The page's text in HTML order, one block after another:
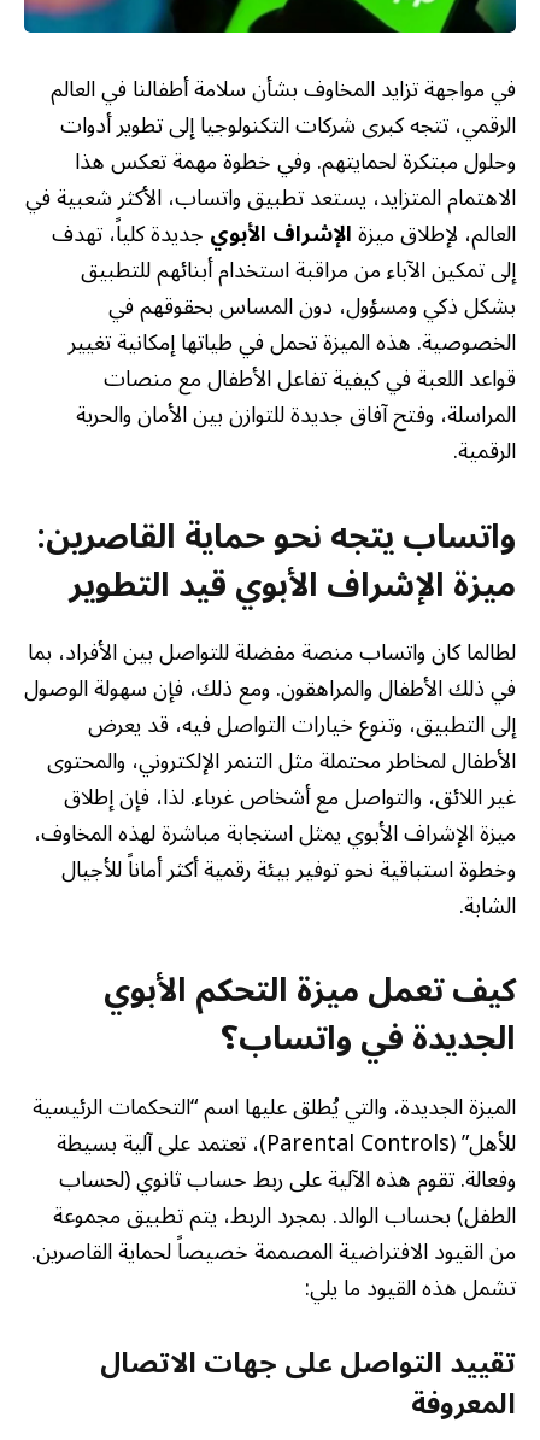
في مواجهة تزايد المخاوف بشأن سلامة أطفالنا في العالم
الرقمي، تتجه كبرى شركات التكنولوجيا إلى تطوير أدوات
وحلول مبتكرة لحمايتهم. وفي خطوة مهمة تعكس هذا
الاهتمام المتزايد، يستعد تطبيق واتساب، الأكثر شعبية في
العالم، لإطلاق ميزةالإشراف الأبويجديدة كلياً، تهدف
إلى تمكين الآباء من مراقبة استخدام أبنائهم للتطبيق
بشكل ذكي ومسؤول، دون المساس بحقوقهم في
الخصوصية. هذه الميزة تحمل في طياتها إمكانية تغيير
قواعد اللعبة في كيفية تفاعل الأطفال مع منصات
المراسلة، وفتح آفاق جديدة للتوازن بين الأمان والحرية
الرقمية.
واتساب يتجه نحو حماية القاصرين:
ميزة الإشراف الأبوي قيد التطوير
لطالما كان واتساب منصة مفضلة للتواصل بين الأفراد، بما
في ذلك الأطفال والمراهقون. ومع ذلك، فإن سهولة الوصول
إلى التطبيق، وتنوع خيارات التواصل فيه، قد يعرض
الأطفال لمخاطر محتملة مثل التنمر الإلكتروني، والمحتوى
غير اللائق، والتواصل مع أشخاص غرباء. لذا، فإن إطلاق
ميزة الإشراف الأبوي يمثل استجابة مباشرة لهذه المخاوف،
وخطوة استباقية نحو توفير بيئة رقمية أكثر أماناً للأجيال
الشابة.
كيف تعمل ميزة التحكم الأبوي
الجديدة في واتساب؟
الميزة الجديدة، والتي يُطلق عليها اسم “التحكمات الرئيسية
للأهل” (Parental Controls)، تعتمد على آلية بسيطة
وفعالة. تقوم هذه الآلية على ربط حساب ثانوي (لحساب
الطفل) بحساب الوالد. بمجرد الربط، يتم تطبيق مجموعة
من القيود الافتراضية المصممة خصيصاً لحماية القاصرين.
تشمل هذه القيود ما يلي:
تقييد التواصل على جهات الاتصال
المعروفة